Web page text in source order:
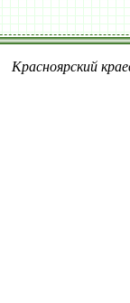
Красноярский